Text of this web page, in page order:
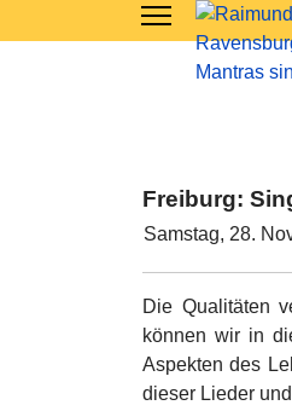
Freiburg:
Samstag, 28.
Die Qualitäten
können wir in
Aspekten des
dieser Lieder